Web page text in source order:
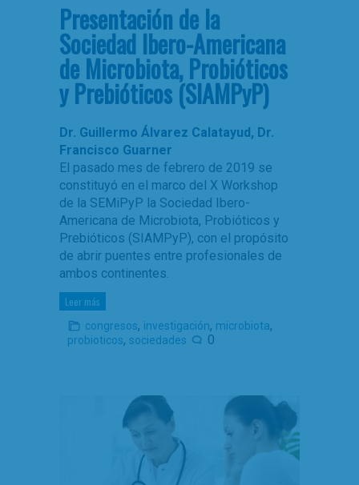
Presentación de la
Sociedad Ibero-Americana
de Microbiota, Probióticos
y Prebióticos (SIAMPyP)
Dr. Guillermo Álvarez Calatayud, Dr.
Francisco Guarner
El pasado mes de febrero de 2019 se
constituyó en el marco del X Workshop
de la SEMiPyP la Sociedad Ibero-
Americana de Microbiota, Probióticos y
Prebióticos (SIAMPyP), con el propósito
de abrir puentes entre profesionales de
ambos continentes.
Leer más
congresos, investigación, microbiota,
probioticos, sociedades 0